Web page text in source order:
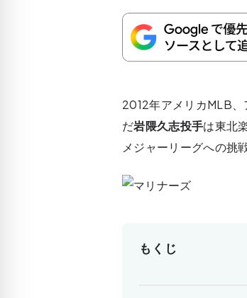
2012年アメリカMLB
だ岩隈久志投手は東北
メジャーリーグへの挑
もくじ